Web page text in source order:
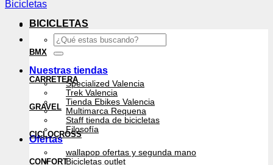
Buscar
por:
Nuestras tiendas
Specialized Valencia
Trek Valencia
Tienda Ebikes Valencia
Multimarca Requena
Staff tienda de bicicletas
Filosofía
Ofertas
wallapop ofertas y segunda mano
Bicicletas outlet
BICICLETAS
BMX
CARRETERA
GRAVEL
CICLOCROSS
CONFORT